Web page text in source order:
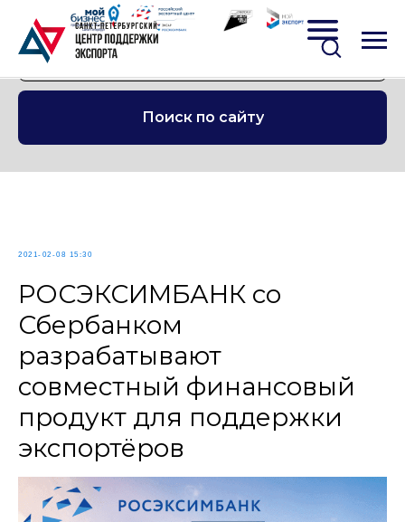
Поиск по сайту
2021-02-08 15:30
РОСЭКСИМБАНК со
Сбербанком
разрабатывают
совместный финансовый
продукт для поддержки
экспортёров